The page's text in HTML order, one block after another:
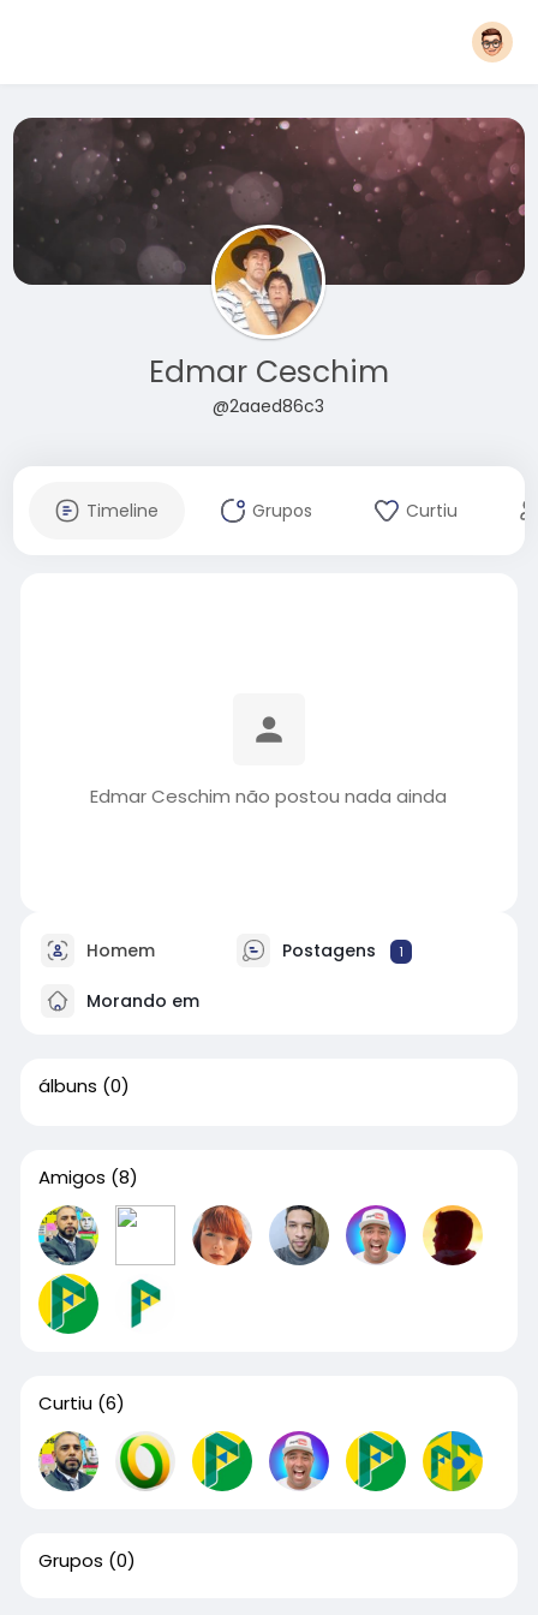
Edmar Ceschim
@2aaed86c3
Timeline Grupos Curtiu
Edmar Ceschim não postou nada ainda
Homem Postagens 1
Morando em
álbuns (0)
Amigos (8)
Curtiu (6)
Grupos (0)